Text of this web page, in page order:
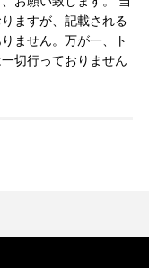
ますが、記載される
ません。万が一、ト
切行っておりません